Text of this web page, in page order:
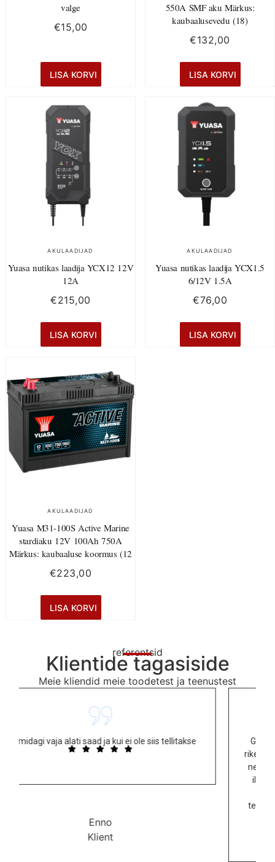
valge
€15,00
LISA KORVI
550A SMF aku Märkus:
kaubaalusevedu (18)
€132,00
LISA KORVI
AKULAADIJAD
Yuasa nutikas laadija YCX12 12V
12A
€215,00
LISA KORVI
AKULAADIJAD
Yuasa nutikas laadija YCX1.5
6/12V 1.5A
€76,00
LISA KORVI
AKULAADIJAD
Yuasa M31-100S Active Marine
stardiaku 12V 100Ah 750A
Märkus: kaubaaluse koormus (12
€223,00
LISA KORVI
referentsid
Klientide tagasiside
Meie kliendid meie toodetest ja teenustest
Garaaž ja mehaanika päästsid mind pärast suurt
riket hädaolukorras. Professionaalne ja inimlik! Olen
neile väga tänulik, ilma nende teadmisteta oleksin
ilmselt ilma oma mootorrattata Prantsusmaale
teenuseid vajaks, aga rikke korral on see koht, kus